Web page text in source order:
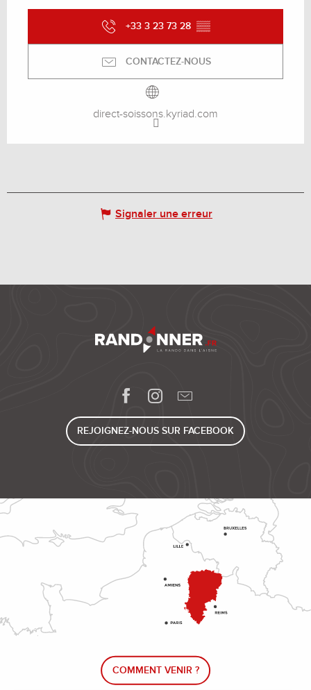
+33 3 23 73 28 ▒▒
CONTACTEZ-NOUS
direct-soissons.kyriad.com
Signaler une erreur
REJOIGNEZ-NOUS SUR FACEBOOK
COMMENT VENIR ?